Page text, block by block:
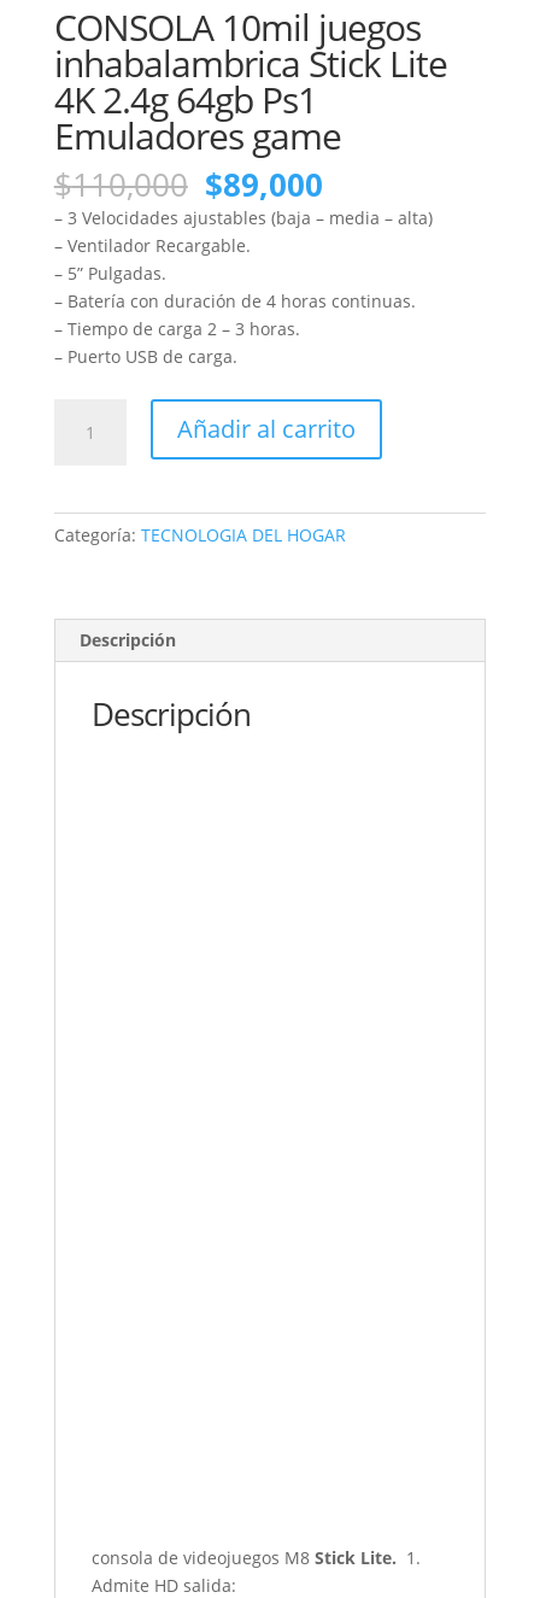
CONSOLA 10mil juegos
inhabalambrica Stick Lite
4K 2.4g 64gb Ps1
Emuladores game
$110,000 El
precio
original
era:
$110,000.
$89,000El
precio
actual
$89,000.
– 3 Velocidades ajustables (baja – media – alta)
– Ventilador Recargable.
– 5” Pulgadas.
– Batería con duración de 4 horas continuas.
– Tiempo de carga 2 – 3 horas.
– Puerto USB de carga.
10mil
64gb
Ps1
Añadir al carrito
Categoría: TECNOLOGIA DEL HOGAR
Descripción
Descripción
consola de videojuegos M8 Stick Lite. 1.
Admite HD salida: